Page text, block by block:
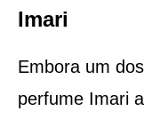
Imari
Embora um
perfume Imari